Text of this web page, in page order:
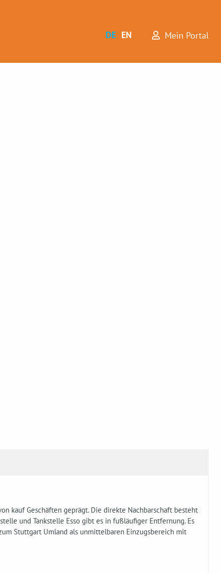
DE EN Mein Portal
kauf Geschäften geprägt. Die direkte Nachbarschaft besteht
und Tankstelle Esso gibt es in fußläufiger Entfernung. Es
Stuttgart Umland als unmittelbaren Einzugsbereich mit